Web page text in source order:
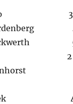
Hop
Guse 2
Sadek